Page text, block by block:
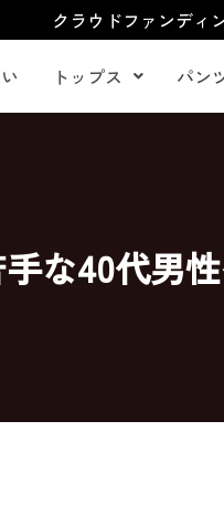
クラウドファンディ
トップス パン
な40代男